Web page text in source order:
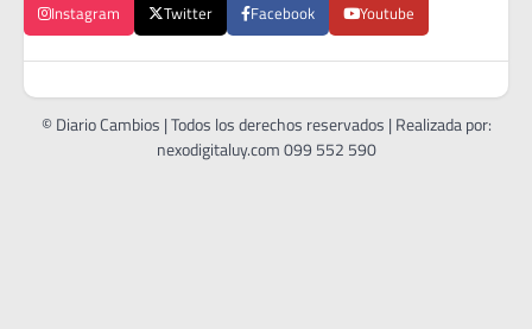
Instagram Twitter Facebook Youtube